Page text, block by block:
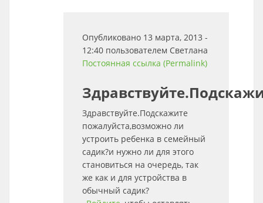
Опубликовано 13 марта, 2013 -
12:40 пользователем Светлана
Постоянная ссылка (Permalink)
Здравствуйте.Подскажите
пожалуйста,возможно ли
устроить ребенка в семейный
садик?и нужно ли для этого
становиться на очередь, так
же как и для устройства в
обычный садик?